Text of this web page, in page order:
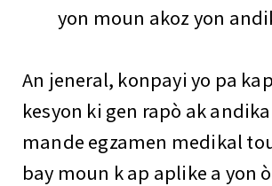
yon moun akoz yon
An jeneral, konpayi yo pa
kesyon ki gen rapò ak
mande egzamen medikal
bay moun k ap aplike a yon